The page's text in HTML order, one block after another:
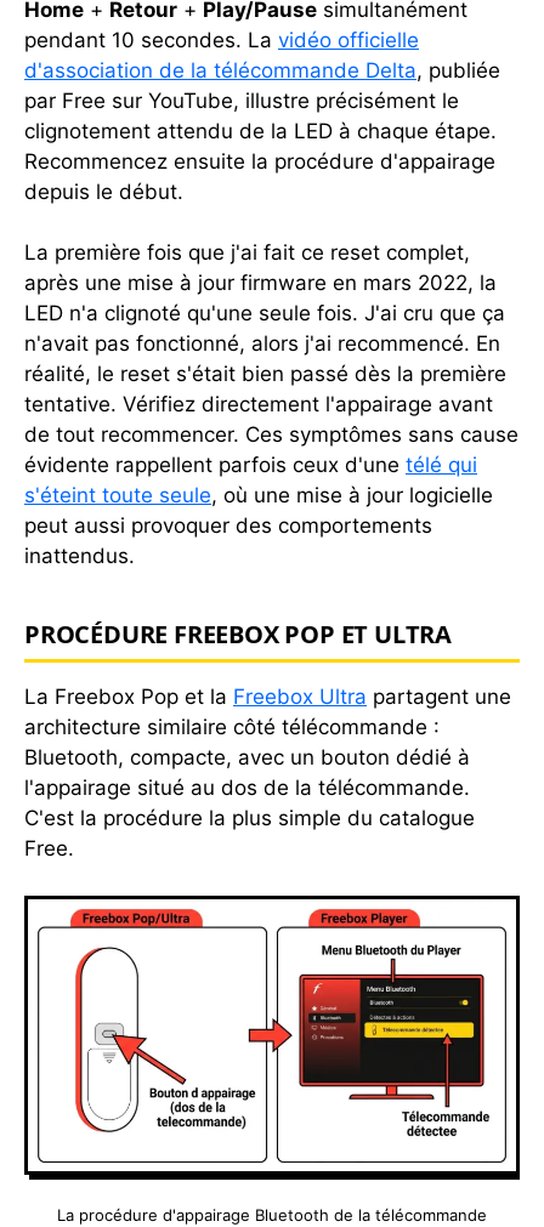
Home + Retour + Play/Pause simultanément
pendant 10 secondes. La vidéo officielle
d'association de la télécommande Delta, publiée
par Free sur YouTube, illustre précisément le
clignotement attendu de la LED à chaque étape.
Recommencez ensuite la procédure d'appairage
depuis le début.
La première fois que j'ai fait ce reset complet,
après une mise à jour firmware en mars 2022, la
LED n'a clignoté qu'une seule fois. J'ai cru que ça
n'avait pas fonctionné, alors j'ai recommencé. En
réalité, le reset s'était bien passé dès la première
tentative. Vérifiez directement l'appairage avant
de tout recommencer. Ces symptômes sans cause
évidente rappellent parfois ceux d'une télé qui
s'éteint toute seule, où une mise à jour logicielle
peut aussi provoquer des comportements
inattendus.
PROCÉDURE FREEBOX POP ET ULTRA
La Freebox Pop et la Freebox Ultra partagent une
architecture similaire côté télécommande :
Bluetooth, compacte, avec un bouton dédié à
l'appairage situé au dos de la télécommande.
C'est la procédure la plus simple du catalogue
Free.
La procédure d'appairage Bluetooth de la télécommande